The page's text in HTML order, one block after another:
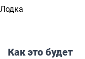
Лодка
Как это будет